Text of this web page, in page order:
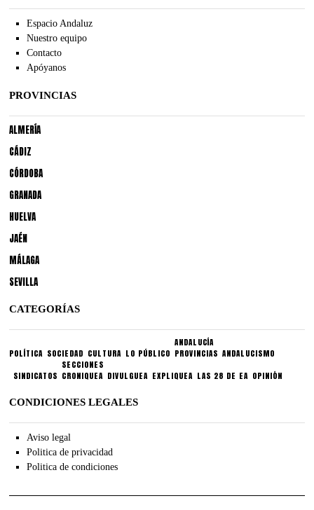
Espacio Andaluz
Nuestro equipo
Contacto
Apóyanos
PROVINCIAS
ALMERÍA
CÁDIZ
CÓRDOBA
GRANADA
HUELVA
JAÉN
MÁLAGA
SEVILLA
CATEGORÍAS
POLÍTICA SOCIEDAD CULTURA LO PÚBLICO
ANDALUCÍA
PROVINCIAS ANDALUCISMO
SINDICATOS
SECCIONES
CRONIQUEA DIVULGUEA EXPLIQUEA LAS 28 DE EA OPINIÓN
CONDICIONES LEGALES
Aviso legal
Politica de privacidad
Politica de condiciones